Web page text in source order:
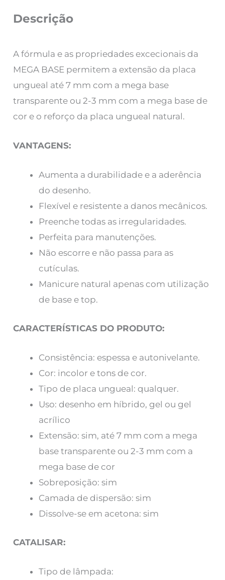
Descrição
A fórmula e as propriedades excecionais da
MEGA BASE permitem a extensão da placa
ungueal até 7 mm com a mega base
transparente ou 2-3 mm com a mega base de
cor e o reforço da placa ungueal natural.
VANTAGENS:
Aumenta a durabilidade e a aderência
do desenho.
Flexível e resistente a danos mecânicos.
Preenche todas as irregularidades.
Perfeita para manutenções.
Não escorre e não passa para as
cutículas.
Manicure natural apenas com utilização
de base e top.
CARACTERÍSTICAS DO PRODUTO:
Consistência: espessa e autonivelante.
Cor: incolor e tons de cor.
Tipo de placa ungueal: qualquer.
Uso: desenho em híbrido, gel ou gel
acrílico
Extensão: sim, até 7 mm com a mega
base transparente ou 2-3 mm com a
mega base de cor
Sobreposição: sim
Camada de dispersão: sim
Dissolve-se em acetona: sim
CATALISAR:
Tipo de lâmpada: